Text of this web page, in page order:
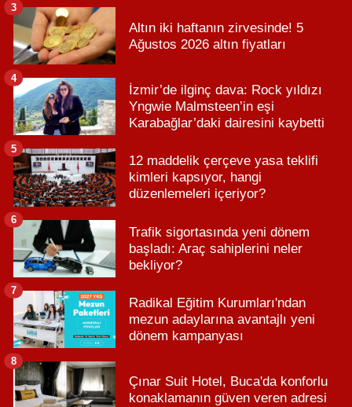
Altın iki haftanın zirvesinde! 5
Ağustos 2026 altın fiyatları
3
İzmir’de ilginç dava: Rock yıldızı
Yngwie Malmsteen’in eşi
Karabağlar’daki dairesini kaybetti
4
12 maddelik çerçeve yasa teklifi
kimleri kapsıyor, hangi
düzenlemeleri içeriyor?
5
Trafik sigortasında yeni dönem
başladı: Araç sahiplerini neler
bekliyor?
6
Radikal Eğitim Kurumları'ndan
mezun adaylarına avantajlı yeni
dönem kampanyası
7
Çınar Suit Hotel, Buca'da konforlu
konaklamanın güven veren adresi
8